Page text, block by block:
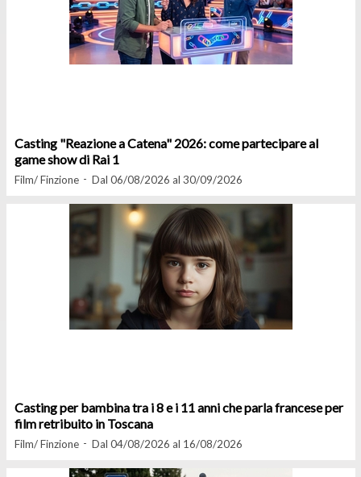
Casting "Reazione a Catena" 2026: come partecipare al
game show di Rai 1
Film/ Finzione Dal 06/08/2026 al 30/09/2026
Casting per bambina tra i 8 e i 11 anni che parla francese per
film retribuito in Toscana
Film/ Finzione Dal 04/08/2026 al 16/08/2026